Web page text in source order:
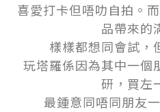
喜愛打卡但唔叻自拍。
品帶來的
樣樣都想同會試，
玩塔羅係因為其中一個
研，買左
最鍾意同唔同朋友